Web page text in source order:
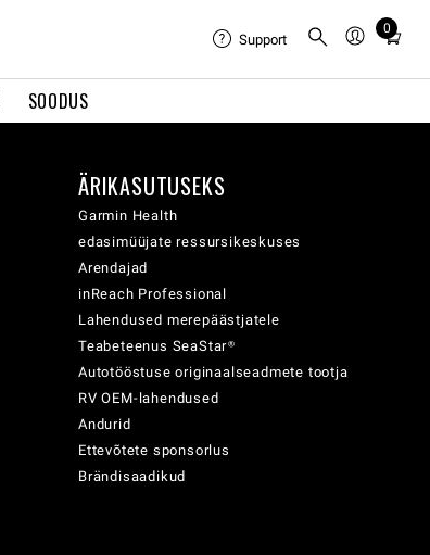
SOODUS
Support
0
Total
cart:
ÄRIKASUTUSEKS
Garmin Health
edasimüüjate ressursikeskuses
Arendajad
inReach Professional
Lahendused merepäästjatele
Teabeteenus SeaStar®
Autotööstuse originaalseadmete tootja
RV OEM-lahendused
Andurid
Ettevõtete sponsorlus
Brändisaadikud